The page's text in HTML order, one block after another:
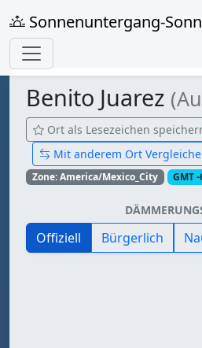
Sonnenuntergang-
Benito Juarez
Ort als Lesezeichen
Mit anderem Ort
Zone: America/Mexico_City GMT -
Offiziell Bürgerlich